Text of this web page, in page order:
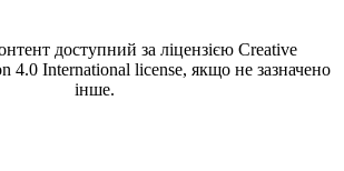
доступний за ліцензією Creative
4.0 International license, якщо не зазначено
інше.